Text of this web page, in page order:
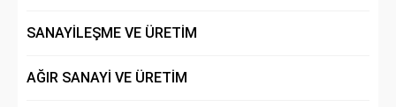
SANAYİLEŞME VE ÜRETİM
AĞIR SANAYİ VE ÜRETİM